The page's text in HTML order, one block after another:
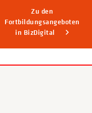
Zu den
Fortbildungsangeboten
in BizDigital